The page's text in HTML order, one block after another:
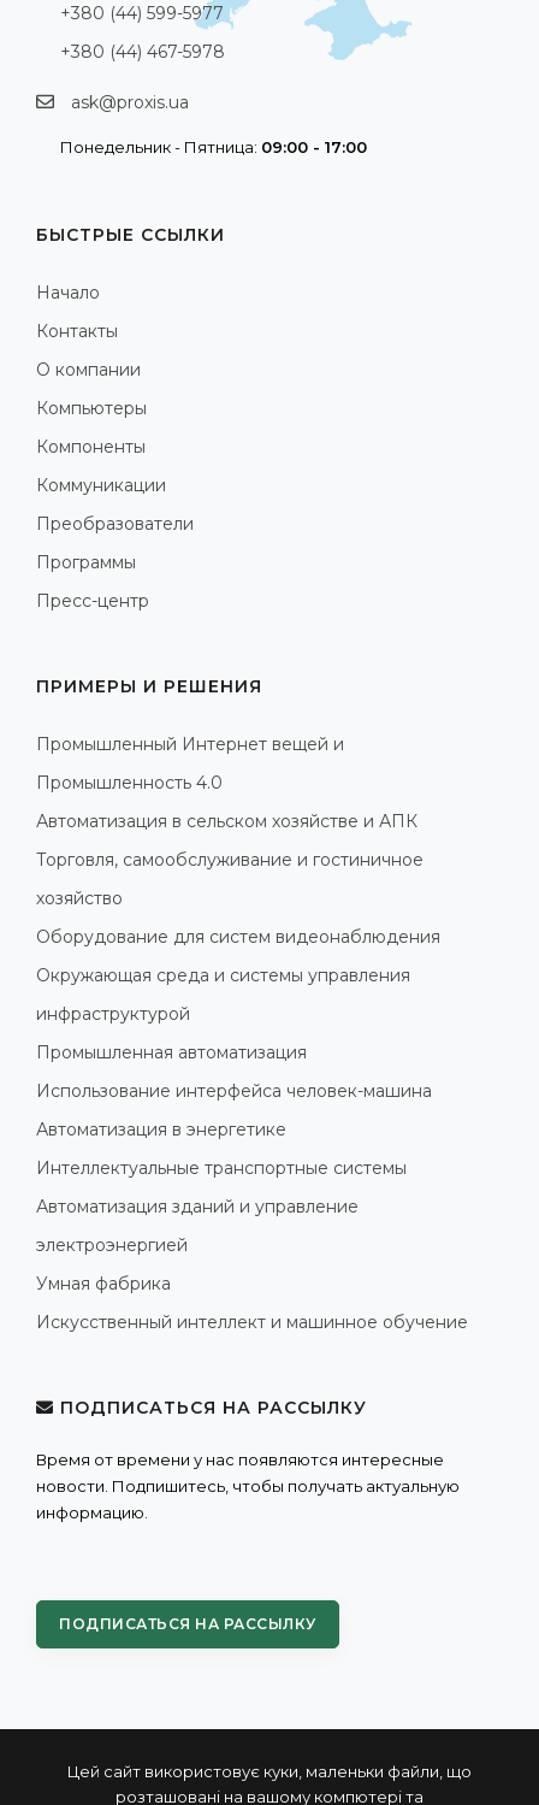
Цей сайт використовує куки, маленьки файли, що
розташовані на вашому компютері та
+380 (44) 599-5977
+380 (44) 467-5978
ask@proxis.ua
Понедельник - Пятница: 09:00 - 17:00
БЫСТРЫЕ ССЫЛКИ
Начало
Контакты
О компании
Компьютеры
Компоненты
Коммуникации
Преобразователи
Программы
Пресс-центр
ПРИМЕРЫ И РЕШЕНИЯ
Промышленный Интернет вещей и
Промышленность 4.0
Автоматизация в сельском хозяйстве и АПК
Торговля, самообслуживание и гостиничное
хозяйство
Оборудование для систем видеонаблюдения
Окружающая среда и системы управления
инфраструктурой
Промышленная автоматизация
Использование интерфейса человек-машина
Автоматизация в энергетике
Интеллектуальные транспортные системы
Автоматизация зданий и управление
электроэнергией
Умная фабрика
Искусственный интеллект и машинное обучение
ПОДПИСАТЬСЯ НА РАССЫЛКУ
Время от времени у нас появляются интересные
новости. Подпишитесь, чтобы получать актуальную
информацию.
ПОДПИСАТЬСЯ НА РАССЫЛКУ